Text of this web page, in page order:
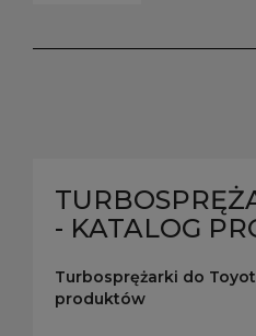
- KATALOG
Turbosprężarki do
produktów